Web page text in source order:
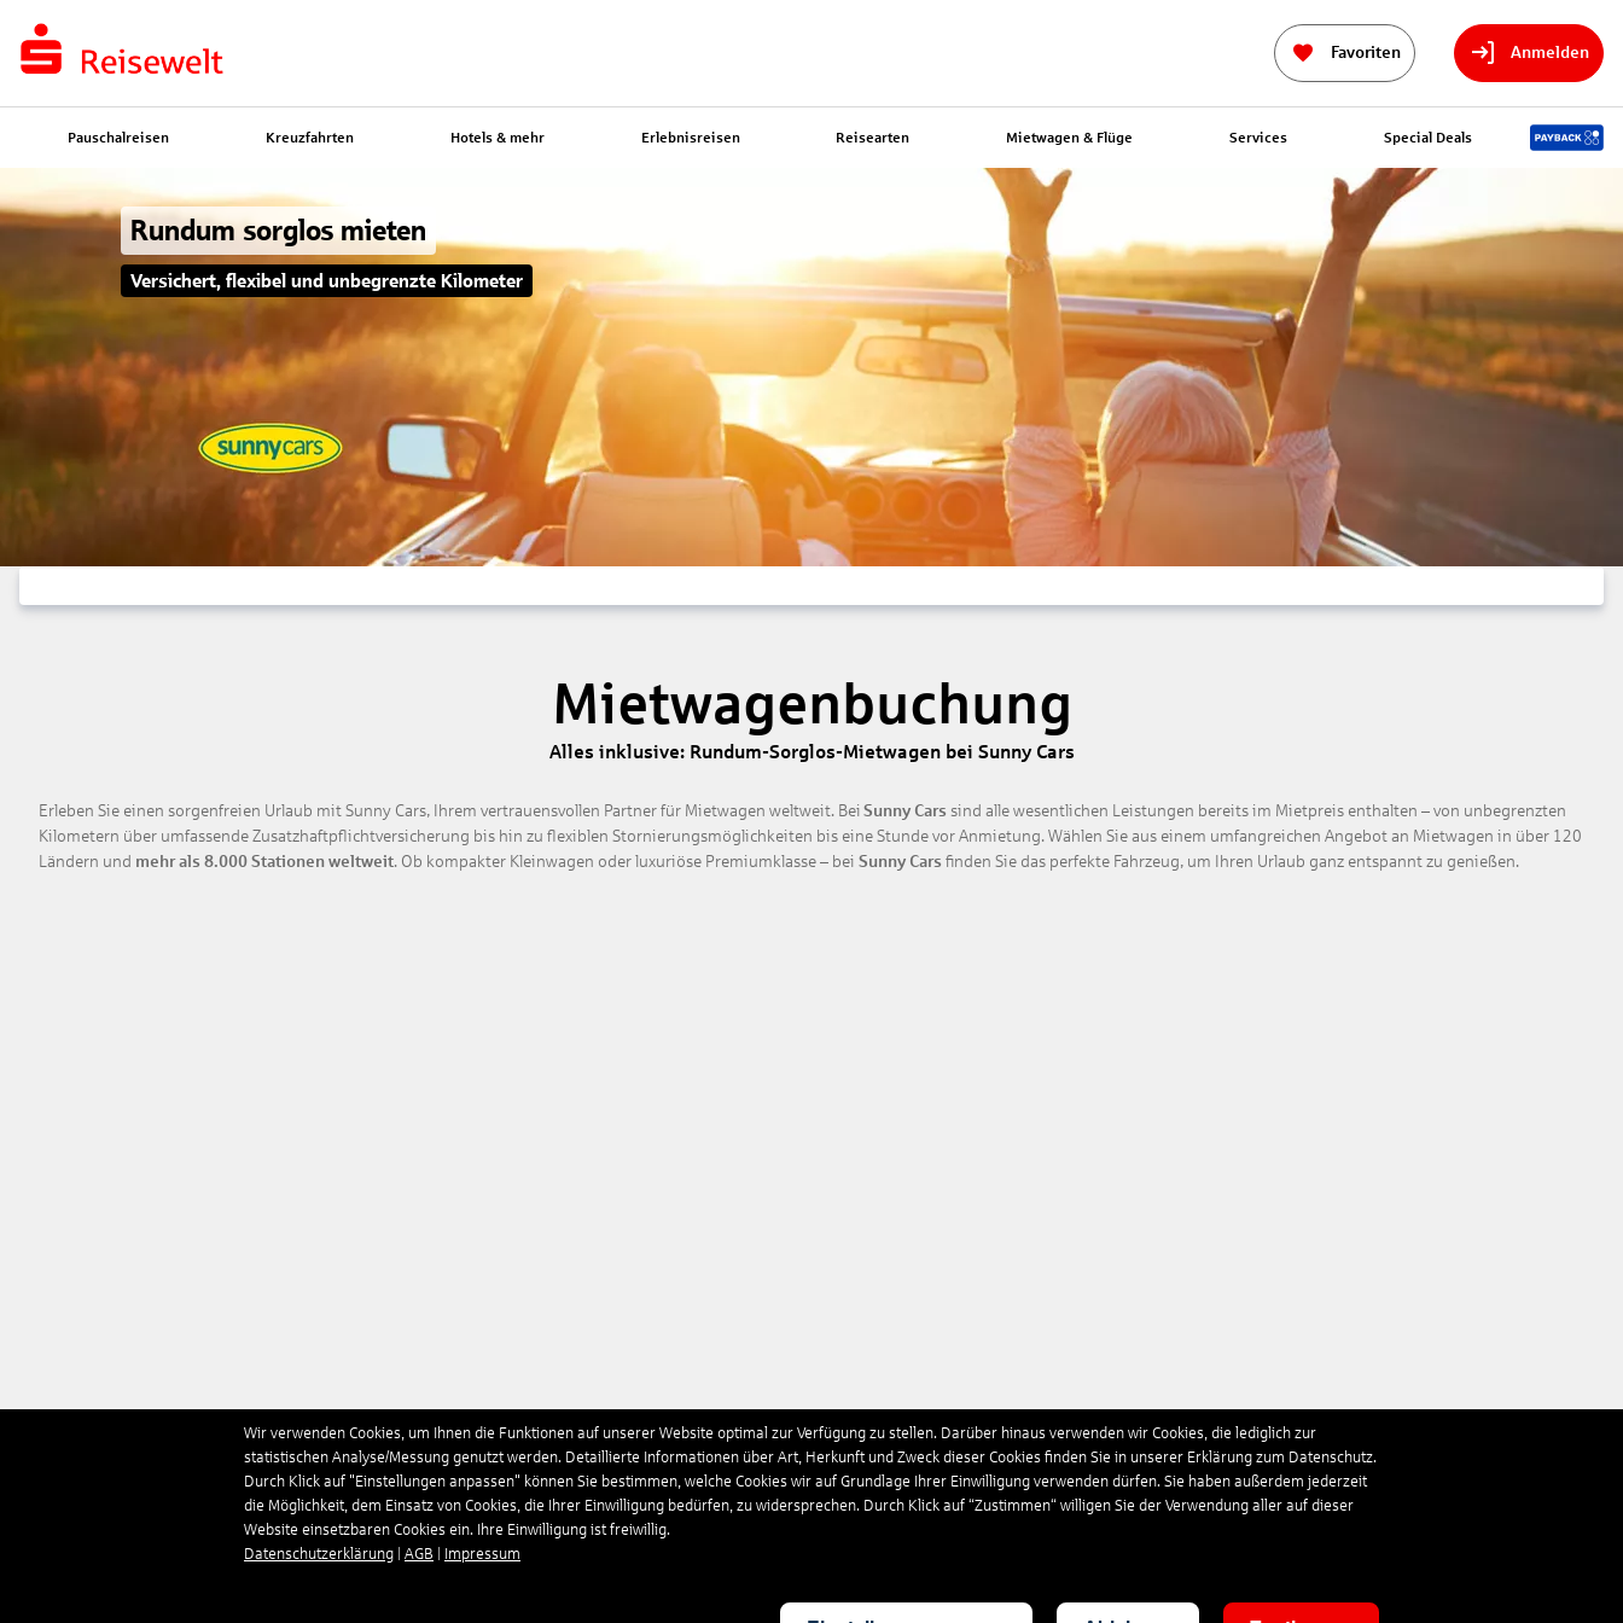
Favoriten Anmelden
Pauschalreisen Kreuzfahrten Hotels & mehr Erlebnisreisen Reisearten Mietwagen & Flüge Services Special Deals
Rundum sorglos mieten
Versichert, flexibel und unbegrenzte Kilometer
Mietwagenbuchung
Alles inklusive: Rundum-Sorglos-Mietwagen bei Sunny Cars
Erleben Sie einen sorgenfreien Urlaub mit Sunny Cars, Ihrem vertrauensvollen Partner für Mietwagen weltweit. Bei Sunny Cars sind alle wesentlichen Leistungen bereits im Mietpreis enthalten – von unbegrenzten
Kilometern über umfassende Zusatzhaftpflichtversicherung bis hin zu flexiblen Stornierungsmöglichkeiten bis eine Stunde vor Anmietung. Wählen Sie aus einem umfangreichen Angebot an Mietwagen in über 120
Ländern und mehr als 8.000 Stationen weltweit. Ob kompakter Kleinwagen oder luxuriöse Premiumklasse – bei Sunny Cars finden Sie das perfekte Fahrzeug, um Ihren Urlaub ganz entspannt zu genießen.
Wir verwenden Cookies, um Ihnen die Funktionen auf unserer Website optimal zur Verfügung zu stellen. Darüber hinaus verwenden wir Cookies, die lediglich zur
statistischen Analyse/Messung genutzt werden. Detaillierte Informationen über Art, Herkunft und Zweck dieser Cookies finden Sie in unserer Erklärung zum Datenschutz.
Durch Klick auf "Einstellungen anpassen" können Sie bestimmen, welche Cookies wir auf Grundlage Ihrer Einwilligung verwenden dürfen. Sie haben außerdem jederzeit
die Möglichkeit, dem Einsatz von Cookies, die Ihrer Einwilligung bedürfen, zu widersprechen. Durch Klick auf “Zustimmen“ willigen Sie der Verwendung aller auf dieser
Website einsetzbaren Cookies ein. Ihre Einwilligung ist freiwillig.
Datenschutzerklärung
AGB Impressum